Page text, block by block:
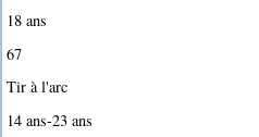
18 ans
67
Tir à l'arc
14 ans-23 ans